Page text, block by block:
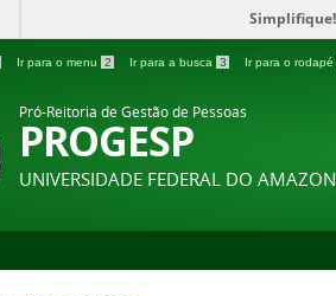
Simplifique!
Ir para o menu 2 Ir para a busca 3 Ir para o rodapé
Pró-Reitoria de Gestão de Pessoas
PROGESP
UNIVERSIDADE FEDERAL DO